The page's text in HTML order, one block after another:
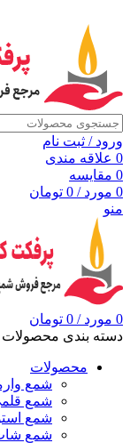
ورود / ثبت نام
0 علاقه مندی
0 مقايسه
0 مورد /
0 تومان
منو
0 مورد /
0 تومان
دسته بندی محصولات
محصولات
شمع
شمع
شمع
شمع